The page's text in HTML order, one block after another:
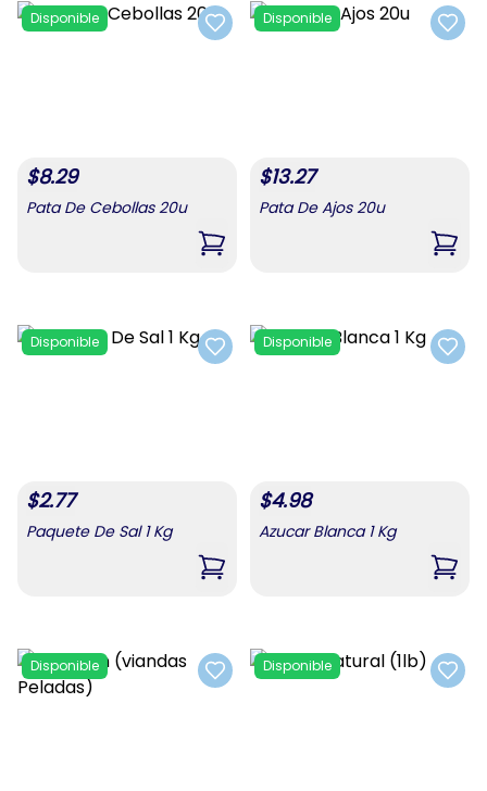
Add to favorites
Disponible
$8.29
Pata De Cebollas 20u
,Pata De Cebollas 20u
Add
Disponible
$13.27
Pata De Ajos 20u
,
Add to favorites
Disponible
$2.77
Paquete De Sal 1 Kg
,Paquete De Sal 1 Kg
Add
Disponible
$4.98
Azucar Blanca 1 Kg
,
Add to favorites
Disponible
Add
Disponible